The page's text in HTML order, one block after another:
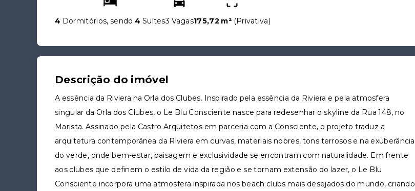
4 Dormitórios, sendo4 Suítes3 Vagas175,72 m² (Privativa)
Descrição do imóvel
A essência da Riviera na Orla dos Clubes. Inspirado pela essência da Riviera e pela atmosfera
singular da Orla dos Clubes, o Le Blu Consciente nasce para redesenhar o skyline da Rua 148, no
Marista. Assinado pela Castro Arquitetos em parceria com a Consciente, o projeto traduz a
arquitetura contemporânea da Riviera em curvas, materiais nobres, tons terrosos e na exuberância
do verde, onde bem-estar, paisagem e exclusividade se encontram com naturalidade. Em frente
aos clubes que definem o estilo de vida da região e se tornam extensão do lazer, o Le Blu
Consciente incorpora uma atmosfera inspirada nos beach clubs mais desejados do mundo, criando